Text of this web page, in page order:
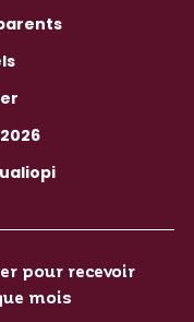
pour recevoir
mois